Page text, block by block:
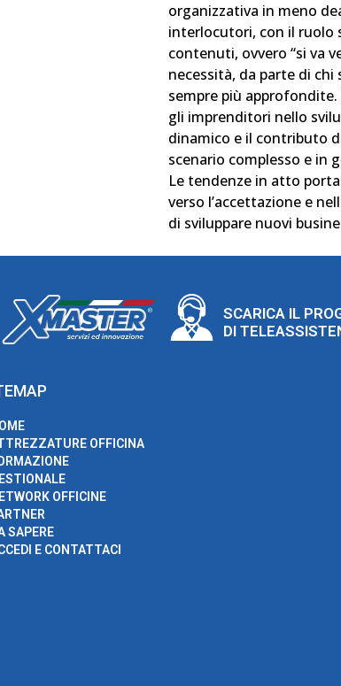
organizzativa in meno
interlocutori, con il ruolo
contenuti, ovvero “si va
necessità, da parte di
sempre più
gli imprenditori nello
dinamico e il contributo
scenario complesso e in
Le tendenze in atto
verso l’accettazione e
di sviluppare nuovi
SCARICA IL
DI
OFFICINA
OFFICINE
SAPERE
E CONTATTACI